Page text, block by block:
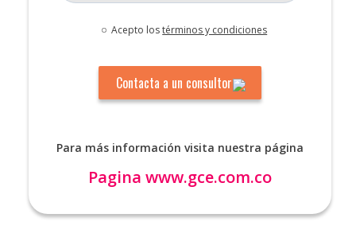
Acepto lostérminos y condiciones
Para más información visita nuestra página
Pagina www.gce.com.co